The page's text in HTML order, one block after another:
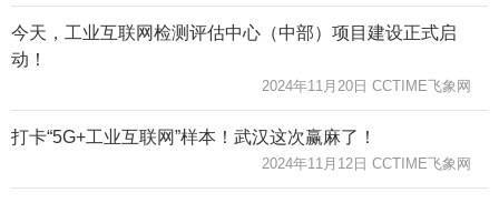
今天，工业互联网检测评估中心（中部）项目建设正式启
动！
2024年11月20日 CCTIME飞象网
打卡“5G+工业互联网”样本！武汉这次赢麻了！
2024年11月12日 CCTIME飞象网